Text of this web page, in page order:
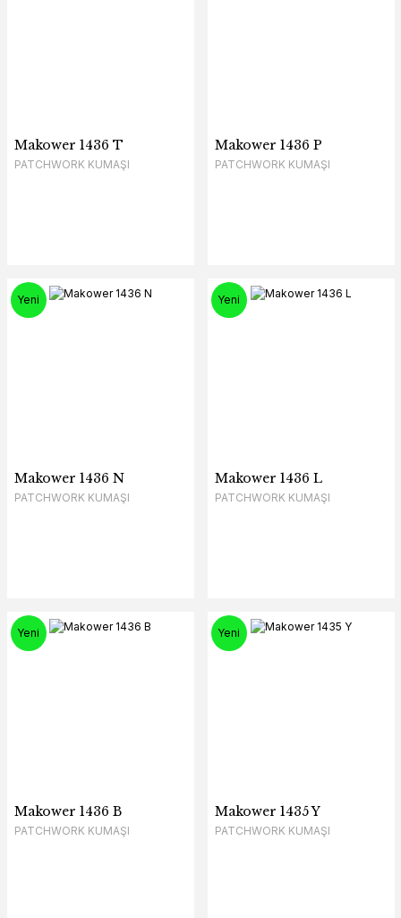
Makower 1436 T
PATCHWORK KUMAŞI
Makower 1436 P
PATCHWORK KUMAŞI
Yeni
Makower 1436 N
PATCHWORK KUMAŞI
Yeni
Makower 1436 L
PATCHWORK KUMAŞI
Yeni
Makower 1436 B
PATCHWORK KUMAŞI
Yeni
Makower 1435 Y
PATCHWORK KUMAŞI